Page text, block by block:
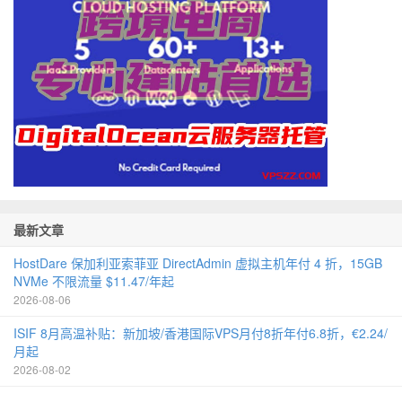
最新文章
HostDare 保加利亚索菲亚 DirectAdmin 虚拟主机年付 4 折，15GB
NVMe 不限流量 $11.47/年起
2026-08-06
ISIF 8月高温补贴：新加坡/香港国际VPS月付8折年付6.8折，€2.24/
月起
2026-08-02